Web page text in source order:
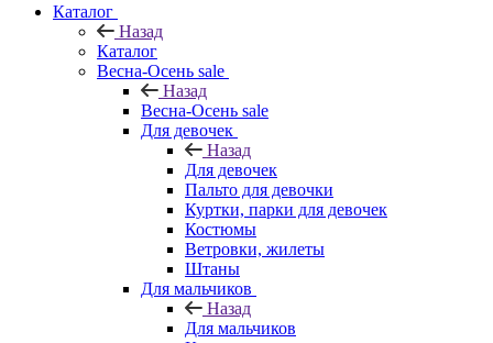
Каталог
Назад
Каталог
Весна-Осень sale
Назад
Весна-Осень sale
Для девочек
Назад
Для девочек
Пальто для девочки
Куртки, парки для девочек
Костюмы
Ветровки, жилеты
Штаны
Для мальчиков
Назад
Для мальчиков